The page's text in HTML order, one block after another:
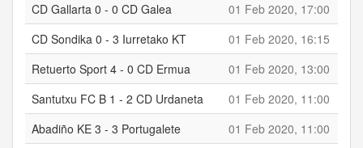
CD Gallarta 0 - 0 CD Galea
01 Feb 2020, 17:00
CD Sondika 0 - 3 Iurretako KT
01 Feb 2020, 16:15
Retuerto Sport 4 - 0 CD Ermua
01 Feb 2020, 13:00
Santutxu FC B 1 - 2 CD Urdaneta
01 Feb 2020, 11:00
Abadiño KE 3 - 3 Portugalete
01 Feb 2020, 11:00